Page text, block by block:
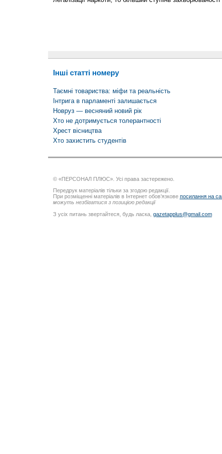
Інші статті номеру
Таємні товариства: міфи та реальність
Інтрига в парламенті залишається
Новруз — весняний новий рік
Хто не дотримується толерантності
Хрест вісництва
Хто захистить студентів
© «ПЕРСОНАЛ ПЛЮС». Усі права застережено.
Передрук матеріалів тільки за згодою редакції.
При розміщенні матеріалів в Інтернет обов’язкове посилання на
можуть незбігатися з позицією редакції
З усіх питань звертайтеся, будь ласка, gazetapplus@gmail.com